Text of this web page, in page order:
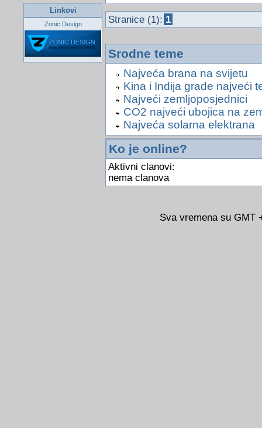
Linkovi
Zonic Design Stranice (1): 1
Srodne teme
Najveća brana na svijetu
Kina i Indija grade najveći
Najveći zemljoposjednici
CO2 najveći ubojica na
Najveća solarna elektrana
Ko je online?
Aktivni clanovi:
nema clanova
Sva vremena su GMT